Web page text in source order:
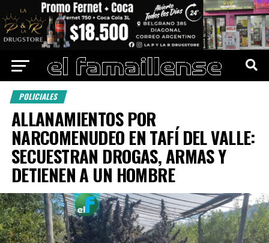
POLICIALES
ALLANAMIENTOS POR
NARCOMENUDEO EN TAFÍ DEL VALLE:
SECUESTRAN DROGAS, ARMAS Y
DETIENEN A UN HOMBRE